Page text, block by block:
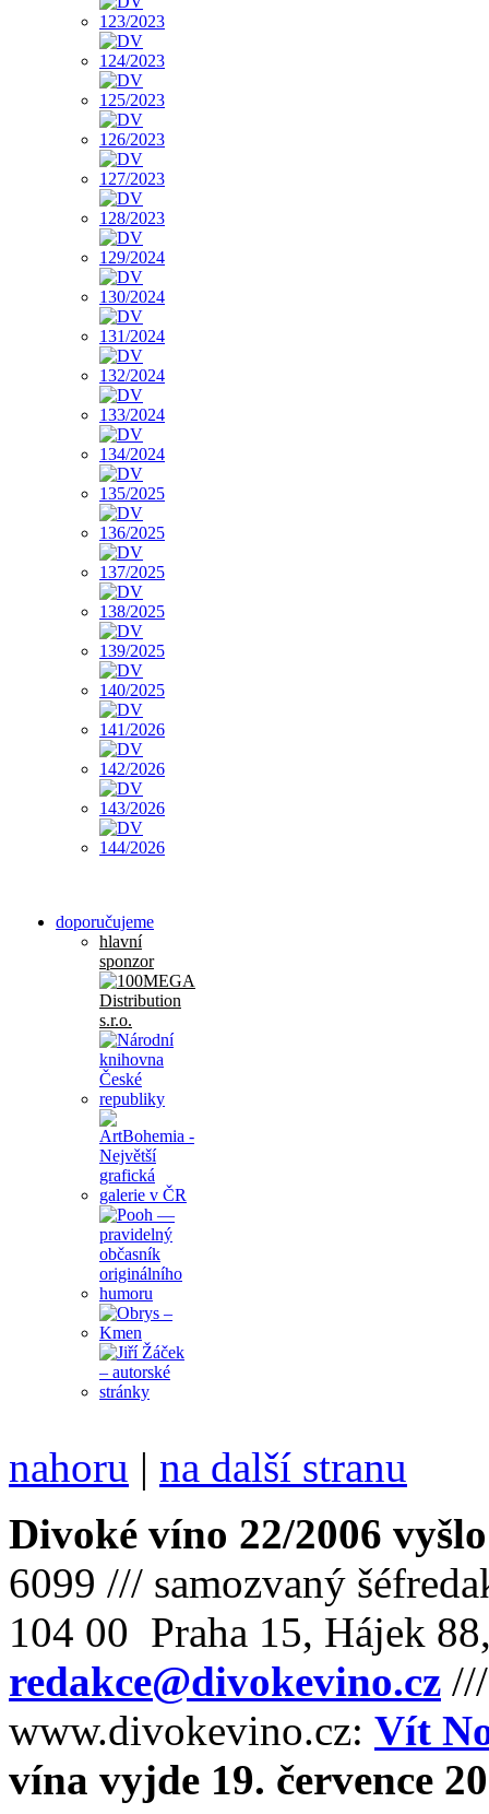
doporučujeme
hlavní
sponzor
nahoru | na další stranu
Divoké víno 22/2006
6099 /// samozvaný
104 00 Praha 15, Hájek
redakce@divokevino.cz
www.divokevino.cz: Vít
vína vyjde 19. července